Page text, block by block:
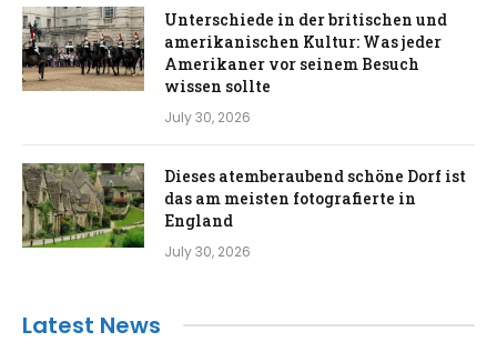
Unterschiede in der britischen und
amerikanischen Kultur: Was jeder
Amerikaner vor seinem Besuch
wissen sollte
July 30, 2026
Dieses atemberaubend schöne Dorf ist
das am meisten fotografierte in
England
July 30, 2026
Latest News